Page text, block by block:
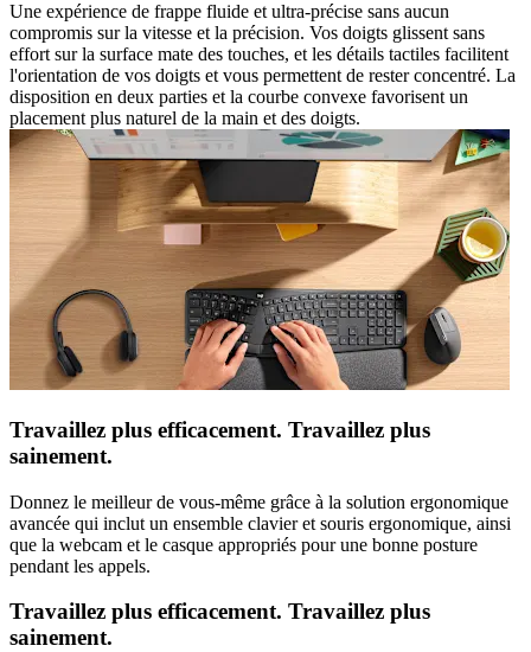
Une expérience de frappe fluide et ultra-précise sans aucun
compromis sur la vitesse et la précision. Vos doigts glissent sans
effort sur la surface mate des touches, et les détails tactiles facilitent
l'orientation de vos doigts et vous permettent de rester concentré. La
disposition en deux parties et la courbe convexe favorisent un
placement plus naturel de la main et des doigts.
Travaillez plus efficacement. Travaillez plus
sainement.
Donnez le meilleur de vous-même grâce à la solution ergonomique
avancée qui inclut un ensemble clavier et souris ergonomique, ainsi
que la webcam et le casque appropriés pour une bonne posture
pendant les appels.
Travaillez plus efficacement. Travaillez plus
sainement.